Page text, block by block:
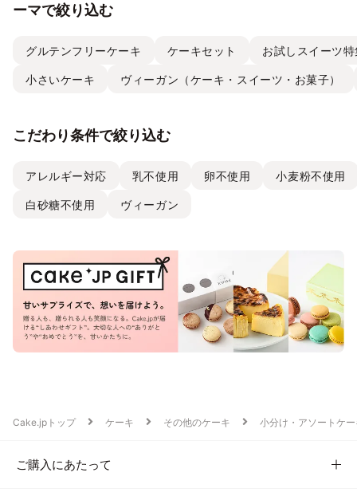
ーマで絞り込む
グルテンフリーケーキ ケーキセット お試しスイーツ
小さいケーキ ヴィーガン（ケーキ・スイーツ・お菓子）
こだわり条件で絞り込む
アレルギー対応 乳不使用 卵不使用 小麦粉不使用
白砂糖不使用 ヴィーガン
Cake.jpトップ ケーキ その他のケーキ 小分け・アソートケ
ご購入にあたって